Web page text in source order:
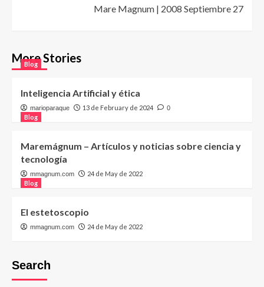
Mare Magnum | 2008 Septiembre 27
More Stories
Blog
Inteligencia Artificial y ética
marioparaque 13 de February de 2024 0
Blog
Maremágnum – Artículos y noticias sobre ciencia y
tecnología
mmagnum.com
24 de May de 2022
Blog
El estetoscopio
mmagnum.com 24 de May de 2022
Search